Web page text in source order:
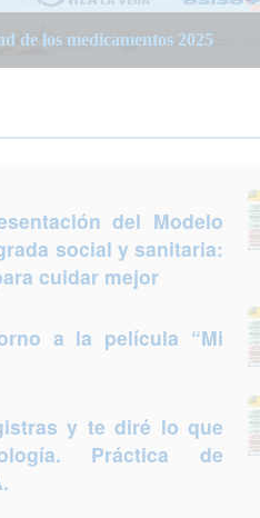
de los medicamentos 2025
del Modelo
social y sanitaria:
cuidar mejor
a la película “Mi
y te diré lo que
Práctica de